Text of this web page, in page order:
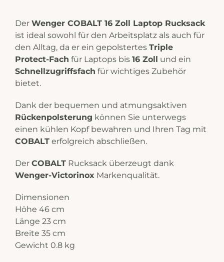
Der Wenger COBALT 16 Zoll Laptop Rucksack
ist ideal sowohl für den Arbeitsplatz als auch für
den Alltag, da er ein gepolstertes Triple
Protect-Fach für Laptops bis 16 Zoll und ein
Schnellzugriffsfach für wichtiges Zubehör
bietet.
Dank der bequemen und atmungsaktiven
Rückenpolsterung können Sie unterwegs
einen kühlen Kopf bewahren und Ihren Tag mit
COBALTerfolgreich abschließen.
Der COBALTRucksack überzeugt dank
Wenger-VictorinoxMarkenqualität.
Dimensionen
Höhe 46 cm
Länge 23 cm
Breite 35 cm
Gewicht 0.8 kg